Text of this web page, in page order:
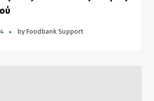
by Foodbank Support